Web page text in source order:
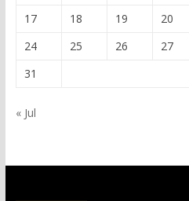
17
18 19 20
24
25 26 27
31
« Jul